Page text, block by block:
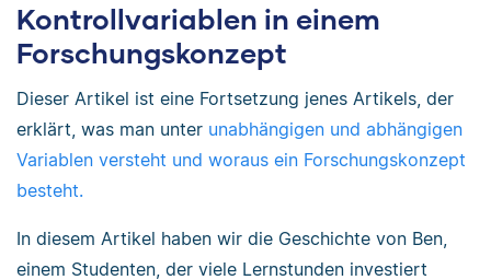
Kontrollvariablen in einem
Forschungskonzept
Dieser Artikel ist eine Fortsetzung jenes Artikels, der
erklärt, was man unter unabhängigen und abhängigen
Variablen versteht und woraus ein Forschungskonzept
besteht.
In diesem Artikel haben wir die Geschichte von Ben,
einem Studenten, der viele Lernstunden investiert